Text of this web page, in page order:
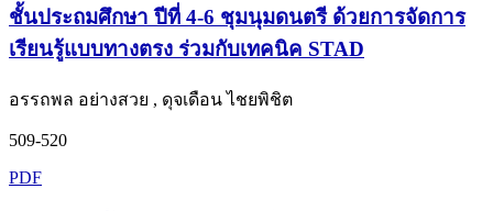
ชั้นประถมศึกษา ปีที่ 4-6 ชุมนุมดนตรี ด้วยการจัดการ
เรียนรู้แบบทางตรง ร่วมกับเทคนิค STAD
อรรถพล อย่างสวย , ดุจเดือน ไชยพิชิต
509-520
PDF